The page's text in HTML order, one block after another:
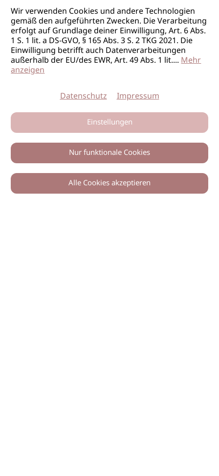
0
Wir verwenden Cookies und andere Technologien
gemäß den aufgeführten Zwecken. Die Verarbeitung
erfolgt auf Grundlage deiner Einwilligung, Art. 6 Abs.
1 S. 1 lit. a DS-GVO, § 165 Abs. 3 S. 2 TKG 2021. Die
Einwilligung betrifft auch Datenverarbeitungen
außerhalb der EU/des EWR, Art. 49 Abs. 1 lit....Mehr
anzeigen
Datenschutz Impressum
Einstellungen
Nur funktionale Cookies
Alle Cookies akzeptieren